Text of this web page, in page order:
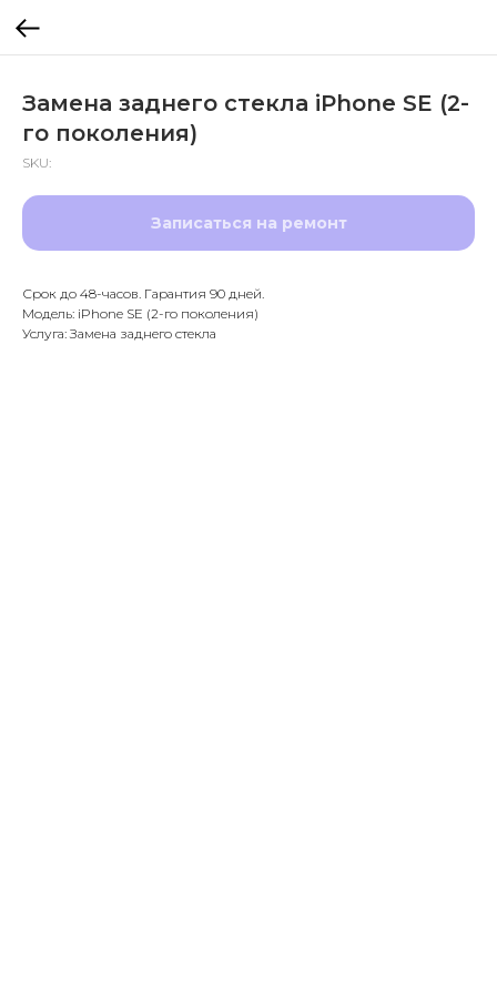
Замена заднего стекла iPhone SE (2-
го поколения)
SKU:
Записаться на ремонт
Срок до 48-часов. Гарантия 90 дней.
Модель: iPhone SE (2-го поколения)
Услуга: Замена заднего стекла